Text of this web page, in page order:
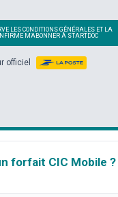
LES CONDITIONS GÉNÉRALES ET LA
M'ABONNER À STARTDOC
officiel
forfait CIC Mobile